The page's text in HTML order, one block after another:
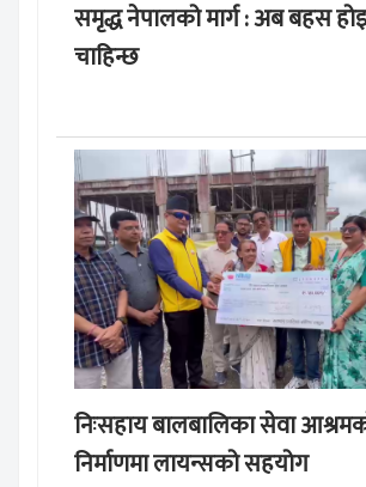
समृद्ध नेपालको मार्ग : अब बहस
चाहिन्छ
निःसहाय बालबालिका सेवा
निर्माणमा लायन्सको सहयोग